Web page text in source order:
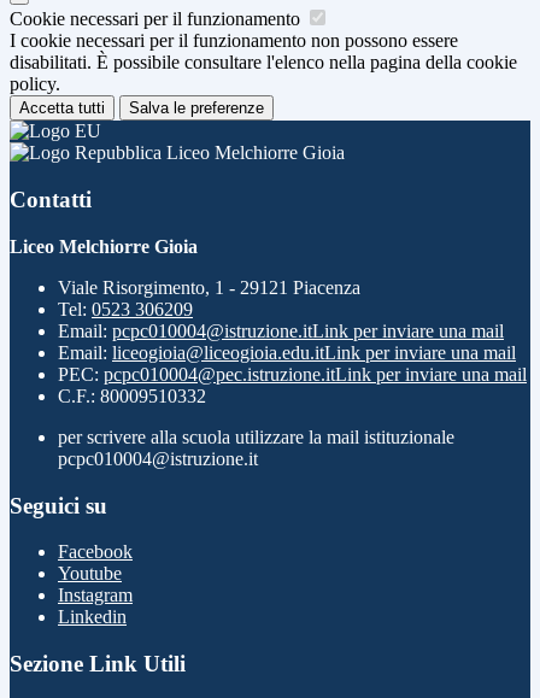
Cookie necessari per il funzionamento
I cookie necessari per il funzionamento non possono essere
disabilitati. È possibile consultare l'elenco nella pagina della cookie
policy.
Accetta tutti Salva le preferenze
Liceo Melchiorre Gioia
Contatti
Liceo Melchiorre Gioia
Viale Risorgimento, 1 - 29121 Piacenza
Tel: 0523 306209
Email: pcpc010004@istruzione.itLink per inviare una mail
Email: liceogioia@liceogioia.edu.itLink per inviare una mail
PEC: pcpc010004@pec.istruzione.itLink per inviare una mail
C.F.: 80009510332
per scrivere alla scuola utilizzare la mail istituzionale
pcpc010004@istruzione.it
Seguici su
Facebook
Youtube
Instagram
Linkedin
Sezione Link Utili